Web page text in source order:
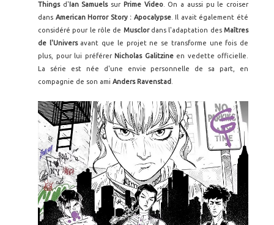
Thingsd' Ian Samuelssur Prime Video. On a aussi pu le croiser
dans American Horror Story : Apocalypse. Il avait également été
considéré pour le rôle de Musclordans l'adaptation desMaîtres
de l'Universavant que le projet ne se transforme une fois de
plus, pour lui préférer Nicholas Galitzineen vedette officielle.
La série est née d'une envie personnelle de sa part, en
compagnie de son ami Anders Ravenstad